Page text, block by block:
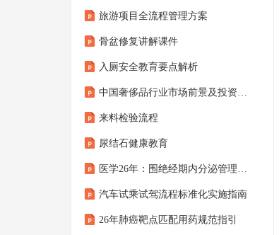
旅游项目全流程管理方案
骨盆修复讲解课件
入厕安全教育要点解析
中国奢侈品行业市场前景及投资研究报告：审慎复苏奢侈品潜在消费人群购买行为
来料检验流程
尿结石健康教育
医学26年：围绝经期内分泌管理 查房课件
汽车试乘试驾流程标准化实施指南
26年肺癌靶点匹配用药规范指引